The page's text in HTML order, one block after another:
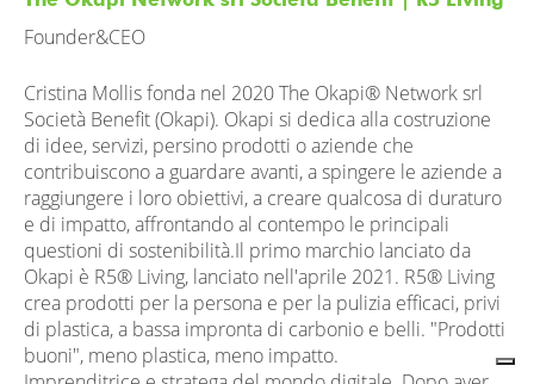
Founder&CEO
Cristina Mollis fonda nel 2020 The Okapi® Network srl
Società Benefit (Okapi). Okapi si dedica alla costruzione
di idee, servizi, persino prodotti o aziende che
contribuiscono a guardare avanti, a spingere le aziende a
raggiungere i loro obiettivi, a creare qualcosa di duraturo
e di impatto, affrontando al contempo le principali
questioni di sostenibilità.Il primo marchio lanciato da
Okapi è R5® Living, lanciato nell'aprile 2021. R5® Living
crea prodotti per la persona e per la pulizia efficaci, privi
di plastica, a bassa impronta di carbonio e belli. "Prodotti
buoni", meno plastica, meno impatto.